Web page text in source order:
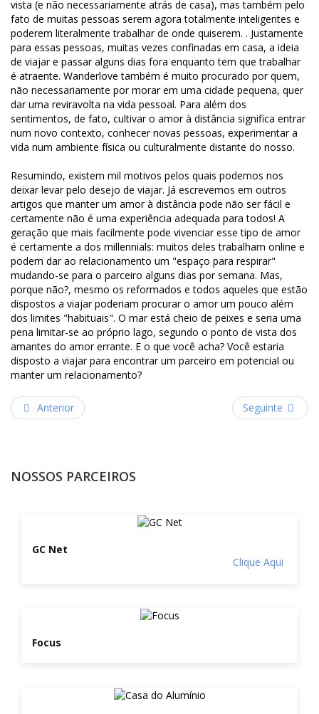
vista (e não necessariamente atrás de casa), mas também pelo
fato de muitas pessoas serem agora totalmente inteligentes e
poderem literalmente trabalhar de onde quiserem. . Justamente
para essas pessoas, muitas vezes confinadas em casa, a ideia
de viajar e passar alguns dias fora enquanto tem que trabalhar
é atraente. Wanderlove também é muito procurado por quem,
não necessariamente por morar em uma cidade pequena, quer
dar uma reviravolta na vida pessoal. Para além dos
sentimentos, de fato, cultivar o amor à distância significa entrar
num novo contexto, conhecer novas pessoas, experimentar a
vida num ambiente física ou culturalmente distante do nosso.
Resumindo, existem mil motivos pelos quais podemos nos
deixar levar pelo desejo de viajar. Já escrevemos em outros
artigos que manter um amor à distância pode não ser fácil e
certamente não é uma experiência adequada para todos! A
geração que mais facilmente pode vivenciar esse tipo de amor
é certamente a dos millennials: muitos deles trabalham online e
podem dar ao relacionamento um "espaço para respirar"
mudando-se para o parceiro alguns dias por semana. Mas,
porque não?, mesmo os reformados e todos aqueles que estão
dispostos a viajar poderiam procurar o amor um pouco além
dos limites "habituais". O mar está cheio de peixes e seria uma
pena limitar-se ao próprio lago, segundo o ponto de vista dos
amantes do amor errante. E o que você acha? Você estaria
disposto a viajar para encontrar um parceiro em potencial ou
manter um relacionamento?
Anterior Seguinte
NOSSOS PARCEIROS
GC Net
Clique Aqui
Focus